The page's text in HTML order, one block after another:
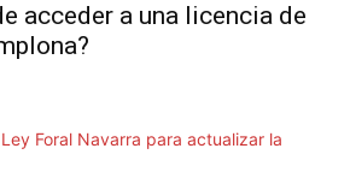
acceder a una licencia de